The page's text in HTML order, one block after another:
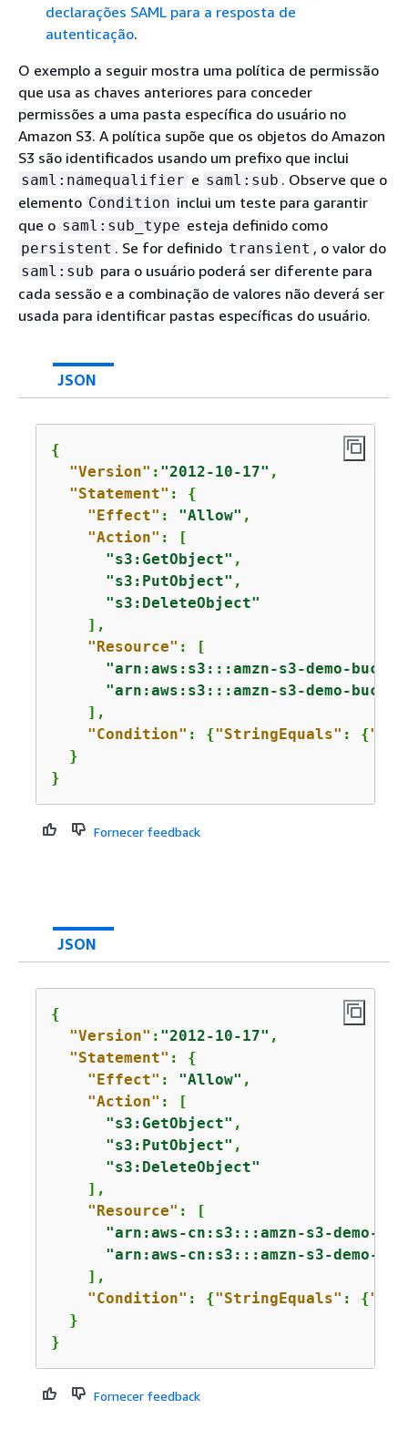
declarações SAML para a resposta de
autenticação.
O exemplo a seguir mostra uma política de permissão
que usa as chaves anteriores para conceder
permissões a uma pasta específica do usuário no
Amazon S3. A política supõe que os objetos do Amazon
S3 são identificados usando um prefixo que inclui
saml:namequalifier e saml:sub . Observe que o
elemento Condition inclui um teste para garantir
que o saml:sub_type esteja definido como
persistent . Se for definido transient , o valor do
saml:sub para o usuário poderá ser diferente para
cada sessão e a combinação de valores não deverá ser
usada para identificar pastas específicas do usuário.
JSON
{
"Version" : "2012-10-17" ,
"Statement" : {
"Effect" : "Allow" ,
"Action" : [
"s3:GetObject" ,
"s3:PutObject" ,
"s3:DeleteObject"
    ],
"Resource" : [
"arn:aws:s3:::amzn-s3-demo-
"arn:aws:s3:::amzn-s3-demo-
    ],
"Condition" : {"StringEquals" : {
  }
}
Fornecer feedback
JSON
{
"Version" : "2012-10-17" ,
"Statement" : {
"Effect" : "Allow" ,
"Action" : [
"s3:GetObject" ,
"s3:PutObject" ,
"s3:DeleteObject"
    ],
"Resource" : [
"arn:aws-cn:s3:::amzn-s3-demo-
"arn:aws-cn:s3:::amzn-s3-demo-
    ],
"Condition" : {"StringEquals" : {
  }
}
Fornecer feedback